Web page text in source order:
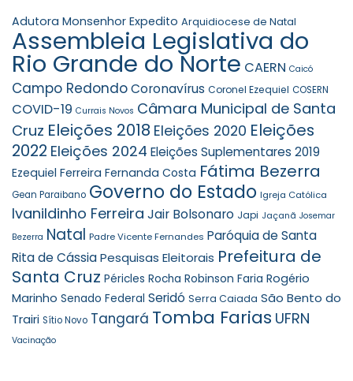
Adutora Monsenhor Expedito Arquidiocese de Natal
Assembleia Legislativa do
Rio Grande do Norte CAERN Caicó
Campo RedondoCoronavírus Coronel Ezequiel COSERN
COVID-19 Currais Novos Câmara Municipal de Santa
Cruz Eleições 2018 Eleições 2020 Eleições
2022 Eleições 2024 Eleições Suplementares 2019
Ezequiel Ferreira Fernanda Costa Fátima Bezerra
Gean Paraibano Governo do Estado Igreja Católica
Ivanildinho Ferreira Jair Bolsonaro Japi Jaçanã Josemar
Bezerra Natal Padre Vicente Fernandes Paróquia de Santa
Rita de CássiaPesquisas Eleitorais Prefeitura de
Santa Cruz Péricles Rocha Robinson Faria Rogério
Marinho Senado Federal Seridó Serra Caiada São Bento do
Trairi Sítio Novo Tangará Tomba Farias UFRN
Vacinação